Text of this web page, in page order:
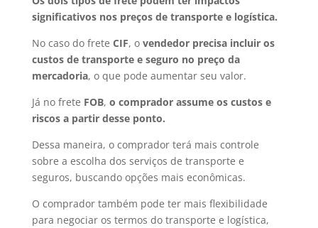
significativos nos preços de transporte e logística.
No caso do frete CIF, o vendedor precisa incluir os
custos de transporte e seguro no preço da
mercadoria, o que pode aumentar seu valor.
Já no frete FOB, o comprador assume os custos e
riscos a partir desse ponto.
Dessa maneira, o comprador terá mais controle
sobre a escolha dos serviços de transporte e
seguros, buscando opções mais econômicas.
O comprador também pode ter mais flexibilidade
para negociar os termos do transporte e logística,